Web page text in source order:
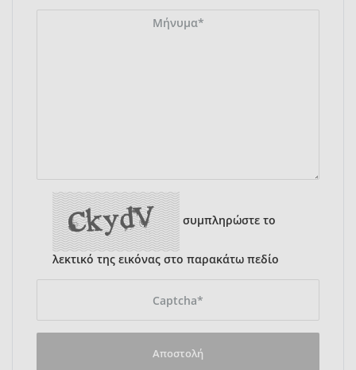
συμπληρώστε το
λεκτικό της εικόνας στο παρακάτω πεδίο
Αποστολή